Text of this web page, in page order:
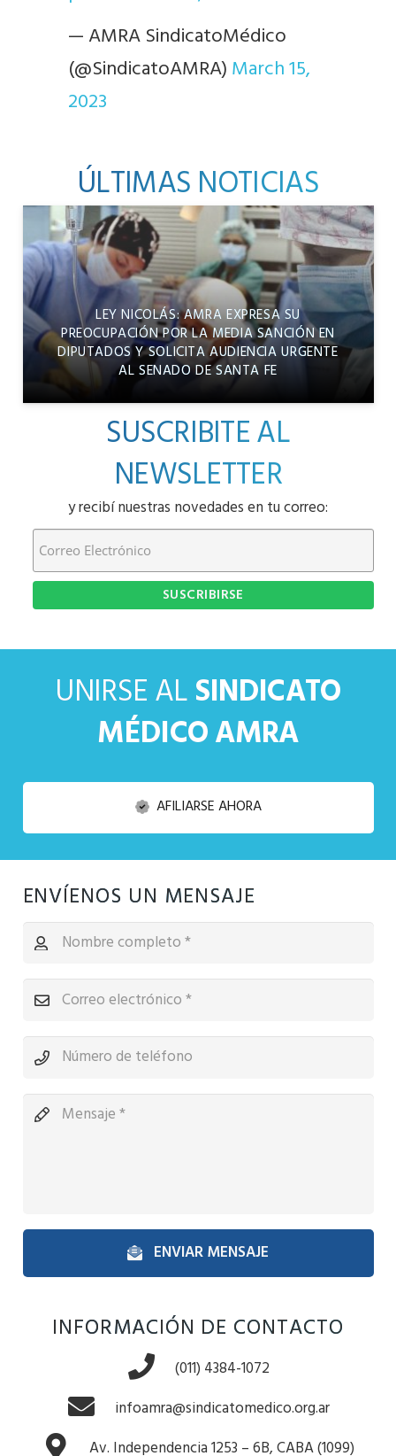
— AMRA SindicatoMédico
(@SindicatoAMRA) March 15,
2023
ÚLTIMAS NOTICIAS
LEY NICOLÁS: AMRA EXPRESA SU
PREOCUPACIÓN POR LA MEDIA SANCIÓN EN
DIPUTADOS Y SOLICITA AUDIENCIA URGENTE
AL SENADO DE SANTA FE
SUSCRIBITE AL
NEWSLETTER
y recibí nuestras novedades en tu correo:
UNIRSE ALSINDICATO
MÉDICO AMRA
AFILIARSE AHORA
ENVÍENOS UN MENSAJE
ENVIAR MENSAJE
INFORMACIÓN DE CONTACTO
(011) 4384-1072
infoamra@sindicatomedico.org.ar
Av. Independencia 1253 – 6B, CABA (1099)